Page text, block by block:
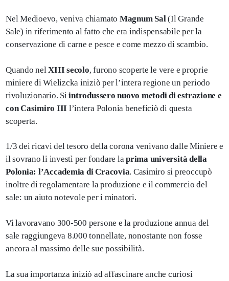
Nel Medioevo, veniva chiamato Magnum Sal(Il Grande
Sale) in riferimento al fatto che era indispensabile per la
conservazione di carne e pesce e come mezzo di scambio.
Quando nelXIII secolo, furono scoperte le vere e proprie
miniere di Wielizcka iniziò per l’intera regione un periodo
rivoluzionario. Siintrodussero nuovo metodi di estrazione e
con Casimiro III l’intera Polonia beneficiò di questa
scoperta.
1/3 dei ricavi del tesoro della corona venivano dalle Miniere e
il sovrano li investì per fondare laprima università della
Polonia: l’Accademia di Cracovia. Casimiro si preoccupò
inoltre di regolamentare la produzione e il commercio del
sale: un aiuto notevole per i minatori.
Vi lavoravano 300-500 persone e la produzione annua del
sale raggiungeva 8.000 tonnellate, nonostante non fosse
ancora al massimo delle sue possibilità.
La sua importanza iniziò ad affascinare anche curiosi